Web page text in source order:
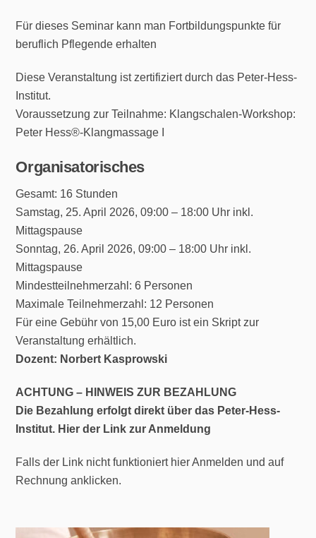
Für dieses Seminar kann man Fortbildungspunkte für
beruflich Pflegende erhalten
Diese Veranstaltung ist zertifiziert durch das Peter-Hess-
Institut.
Voraussetzung zur Teilnahme: Klangschalen-Workshop:
Peter Hess®-Klangmassage I
Organisatorisches
Gesamt: 16 Stunden
Samstag, 25. April 2026, 09:00 – 18:00 Uhr inkl.
Mittagspause
Sonntag, 26. April 2026, 09:00 – 18:00 Uhr inkl.
Mittagspause
Mindestteilnehmerzahl: 6 Personen
Maximale Teilnehmerzahl: 12 Personen
Für eine Gebühr von 15,00 Euro ist ein Skript zur
Veranstaltung erhältlich.
Dozent: Norbert Kasprowski
ACHTUNG – HINWEIS ZUR BEZAHLUNG
Die Bezahlung erfolgt direkt über das Peter-Hess-
Institut. Hier der Link zur Anmeldung
Falls der Link nicht funktioniert hier Anmelden und auf
Rechnung anklicken.